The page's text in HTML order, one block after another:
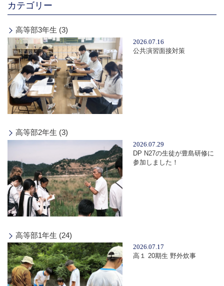
カテゴリー
高等部3年生 (3)
2026.07.16
公共演習面接対策
高等部2年生 (3)
2026.07.29
DP N27の生徒が豊島研修に
参加しました！
高等部1年生 (24)
2026.07.17
高１ 20期生 野外炊事